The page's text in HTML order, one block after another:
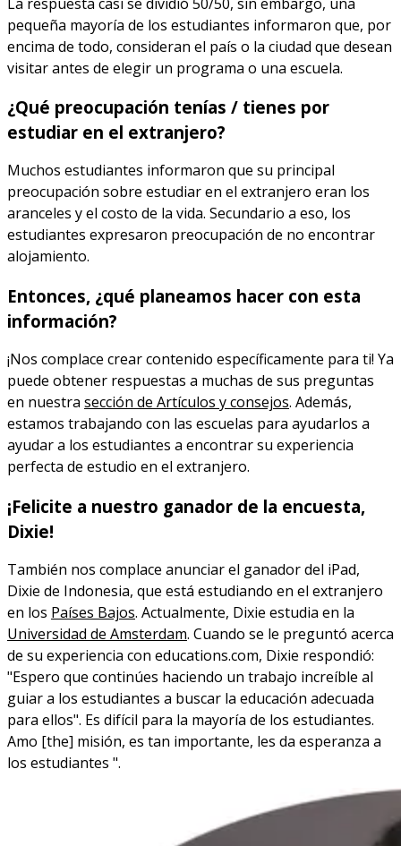
pequeña mayoría de los estudiantes informaron que, por
encima de todo, consideran el país o la ciudad que desean
visitar antes de elegir un programa o una escuela.
¿Qué preocupación tenías / tienes por
estudiar en el extranjero?
Muchos estudiantes informaron que su principal
preocupación sobre estudiar en el extranjero eran los
aranceles y el costo de la vida. Secundario a eso, los
estudiantes expresaron preocupación de no encontrar
alojamiento.
Entonces, ¿qué planeamos hacer con esta
información?
¡Nos complace crear contenido específicamente para ti! Ya
puede obtener respuestas a muchas de sus preguntas
en nuestra sección de Artículos y consejos. Además,
estamos trabajando con las escuelas para ayudarlos a
ayudar a los estudiantes a encontrar su experiencia
perfecta de estudio en el extranjero.
¡Felicite a nuestro ganador de la encuesta,
Dixie!
También nos complace anunciar el ganador del iPad,
Dixie de Indonesia, que está estudiando en el extranjero
en los Países Bajos. Actualmente, Dixie estudia en la
Universidad de Amsterdam. Cuando se le preguntó acerca
de su experiencia con educations.com, Dixie respondió:
"Espero que continúes haciendo un trabajo increíble al
guiar a los estudiantes a buscar la educación adecuada
para ellos". Es difícil para la mayoría de los estudiantes.
Amo [the] misión, es tan importante, les da esperanza a
los estudiantes ".